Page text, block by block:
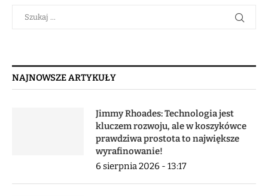
NAJNOWSZE ARTYKUŁY
Jimmy Rhoades: Technologia jest
kluczem rozwoju, ale w koszykówce
prawdziwa prostota to największe
wyrafinowanie!
6 sierpnia 2026 - 13:17